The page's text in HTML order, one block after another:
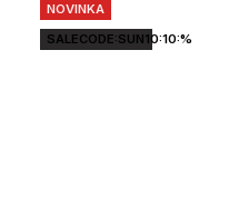
NOVINKA
SALECODE:SUN10:10:%